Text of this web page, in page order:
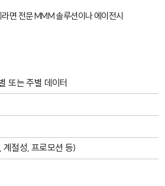
면 전문 MMM 솔루션이나 에이전시
또는 주별 데이터
절성, 프로모션 등)